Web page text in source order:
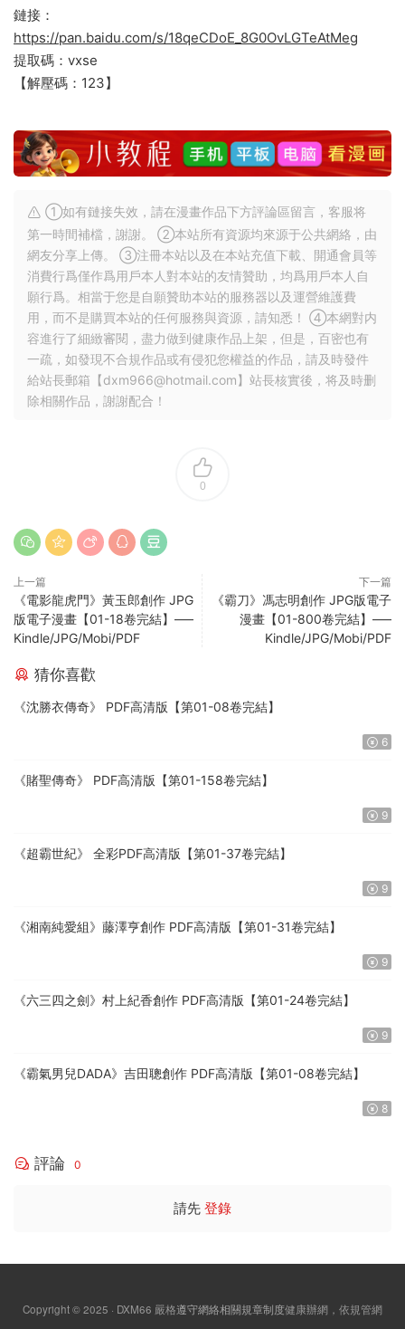
鏈接：
https://pan.baidu.com/s/18qeCDoE_8G0OvLGTeAtMeg
提取碼：vxse
【解壓碼：123】
①如有鏈接失效，請在漫畫作品下方評論區留言，客服将
第一時間補檔，謝謝。 ②本站所有資源均來源于公共網絡，由
網友分享上傳。 ③注冊本站以及在本站充值下載、開通會員等
消費行爲僅作爲用戶本人對本站的友情贊助，均爲用戶本人自
願行爲。相當于您是自願贊助本站的服務器以及運營維護費
用，而不是購買本站的任何服務與資源，請知悉！ ④本網對内
容進行了細緻審閱，盡力做到健康作品上架，但是，百密也有
一疏，如發現不合規作品或有侵犯您權益的作品，請及時發件
給站長郵箱【dxm966@hotmail.com】站長核實後，将及時删
除相關作品，謝謝配合！
0
上一篇
《電影龍虎門》黃玉郎創作 JPG
版電子漫畫【01-18卷完結】—–
Kindle/JPG/Mobi/PDF
下一篇
《霸刀》馮志明創作 JPG版電子
漫畫【01-800卷完結】—–
Kindle/JPG/Mobi/PDF
猜你喜歡
《沈勝衣傳奇》 PDF高清版【第01-08卷完結】
6
《賭聖傳奇》 PDF高清版【第01-158卷完結】
9
《超霸世紀》 全彩PDF高清版【第01-37卷完結】
9
《湘南純愛組》藤澤亨創作 PDF高清版【第01-31卷完結】
9
《六三四之劍》村上紀香創作 PDF高清版【第01-24卷完結】
9
《霸氣男兒DADA》吉田聰創作 PDF高清版【第01-08卷完結】
8
評論 0
請先 登錄
Copyright © 2025 · DXM66 嚴格遵守網絡相關規章制度健康辦網，依規管網